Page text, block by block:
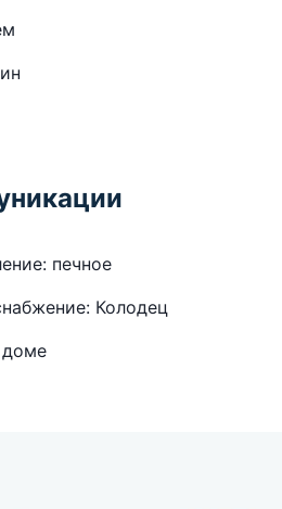
печное
Колодец